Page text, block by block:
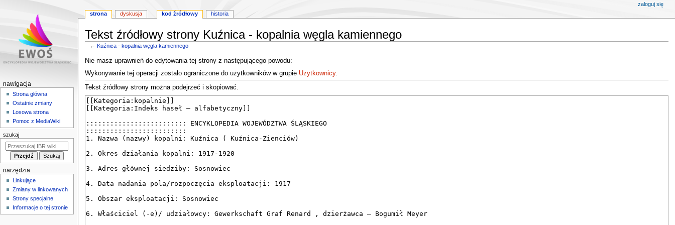
Tekst źródłowy strony Kuźnica - kopalnia węgla kamiennego
← Kuźnica - kopalnia węgla kamiennego
Przejdź
do
nawigacji
Przejdź
do
wyszukiwania
Nie masz uprawnień do edytowania tej strony z następującego powodu:
Wykonywanie tej operacji zostało ograniczone do użytkowników w grupie Użytkownicy.
Tekst źródłowy strony można podejrzeć i skopiować.
M
n
a
w
i
g
j
strona dyskusja kod źródłowy historia
zaloguj się
nawigacja
Strona główna
Ostatnie zmiany
Losowa strona
Pomoc z MediaWiki
szukaj
narzędzia
Linkujące
Zmiany w linkowanych
Strony specjalne
Informacje o tej stronie